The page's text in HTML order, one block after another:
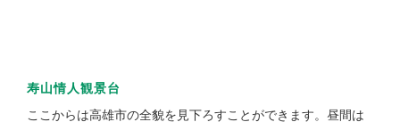
寿山情人観景台
ここからは高雄市の全貌を見下ろすことができます。昼間は